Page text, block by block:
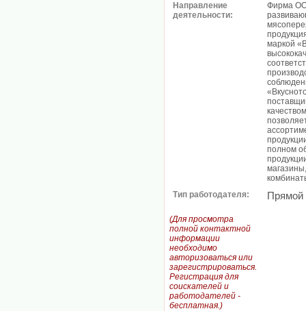
Направление
деятельности:
Фирма
маркой
полном
Тип работодателя:
Прямой
(Для просмотра
полной контактной
информации
необходимо
авторизоваться или
зарегистрироваться.
Регистрация для
соискателей и
работодателей -
бесплатная.)